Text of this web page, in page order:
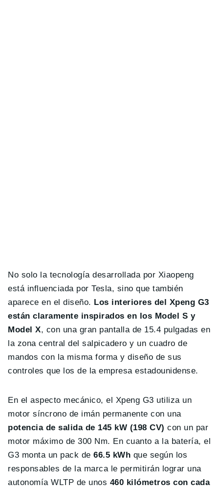
No solo la tecnología desarrollada por Xiaopeng
está influenciada por Tesla, sino que también
aparece en el diseño. Los interiores del Xpeng G3
están claramente inspirados en los Model S y
Model X, con una gran pantalla de 15.4 pulgadas en
la zona central del salpicadero y un cuadro de
mandos con la misma forma y diseño de sus
controles que los de la empresa estadounidense.
En el aspecto mecánico, el Xpeng G3 utiliza un
motor síncrono de imán permanente con una
potencia de salida de 145 kW (198 CV) con un par
motor máximo de 300 Nm. En cuanto a la batería, el
G3 monta un pack de66.5 kWh que según los
responsables de la marca le permitirán lograr una
autonomía WLTP de unos 460 kilómetros con cada